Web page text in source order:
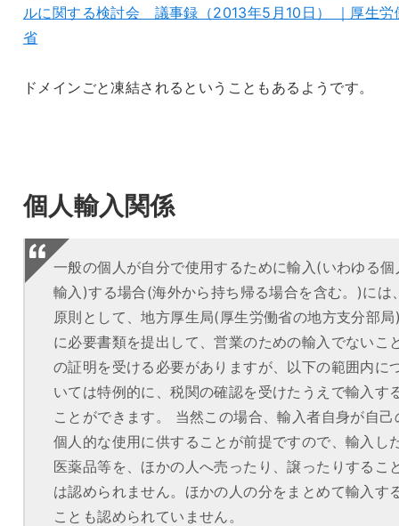
ルに関する検討会 議事録（2013年5月10日） ｜厚生労
省
ドメインごと凍結されるということもあるようです。
個人輸入関係
一般の個人が自分で使用するために輸入(いわゆる個
輸入)する場合(海外から持ち帰る場合を含む。)には
原則として、地方厚生局(厚生労働省の地方支分部局
に必要書類を提出して、営業のための輸入でないこ
の証明を受ける必要がありますが、以下の範囲内に
いては特例的に、税関の確認を受けたうえで輸入す
ことができます。 当然この場合、輸入者自身が自己
個人的な使用に供することが前提ですので、輸入し
医薬品等を、ほかの人へ売ったり、譲ったりするこ
は認められません。ほかの人の分をまとめて輸入す
ことも認められていません。